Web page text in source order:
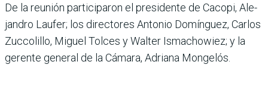
De la reunión participaron el presidente de Cacopi, Ale­
jandro Laufer; los directores Antonio Domínguez, Car­los
Zuccolillo, Miguel Tolces y Walter Ismachowiez; y la
gerente general de la Cámara, Adriana Mongelós.